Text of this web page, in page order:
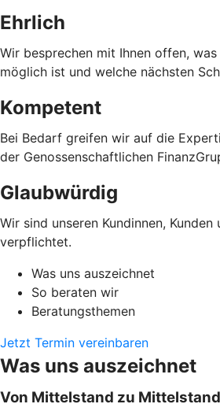
Ehrlich
Wir besprechen mit Ihnen offen,
möglich ist und welche nächsten
Kompetent
Bei Bedarf greifen wir auf die
der Genossenschaftlichen
Glaubwürdig
Wir sind unseren Kundinnen,
verpflichtet.
Was uns auszeichnet
So beraten wir
Beratungsthemen
Jetzt Termin vereinbaren
Was uns auszeichnet
Von Mittelstand zu Mittelstand